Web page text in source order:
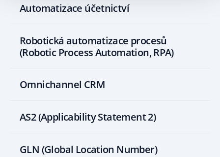
Automatizace účetnictví
Robotická automatizace procesů
(Robotic Process Automation, RPA)
Omnichannel CRM
AS2 (Applicability Statement 2)
GLN (Global Location Number)